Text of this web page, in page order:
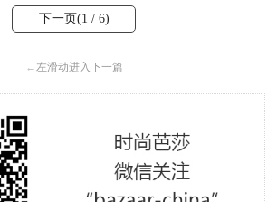
下一页(1 / 6)
←左滑动进入下一篇